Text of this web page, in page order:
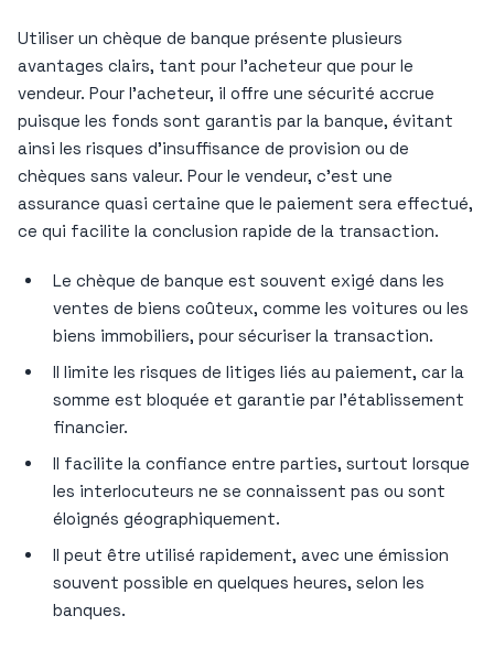
Utiliser un chèque de banque présente plusieurs
avantages clairs, tant pour l’acheteur que pour le
vendeur. Pour l’acheteur, il offre une sécurité accrue
puisque les fonds sont garantis par la banque, évitant
ainsi les risques d’insuffisance de provision ou de
chèques sans valeur. Pour le vendeur, c’est une
assurance quasi certaine que le paiement sera effectué,
ce qui facilite la conclusion rapide de la transaction.
Le chèque de banque est souvent exigé dans les
ventes de biens coûteux, comme les voitures ou les
biens immobiliers, pour sécuriser la transaction.
Il limite les risques de litiges liés au paiement, car la
somme est bloquée et garantie par l’établissement
financier.
Il facilite la confiance entre parties, surtout lorsque
les interlocuteurs ne se connaissent pas ou sont
éloignés géographiquement.
Il peut être utilisé rapidement, avec une émission
souvent possible en quelques heures, selon les
banques.